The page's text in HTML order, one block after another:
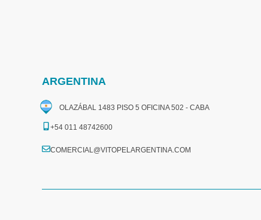
ARGENTINA
OLAZÁBAL 1483 PISO 5 OFICINA 502 - CABA
+54 011 48742600​
COMERCIAL@VITOPELARGENTINA.COM​